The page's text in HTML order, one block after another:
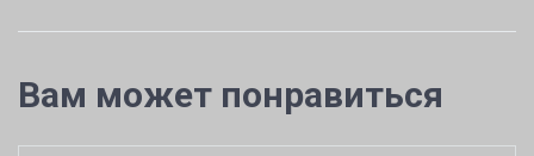
Вам может понравиться